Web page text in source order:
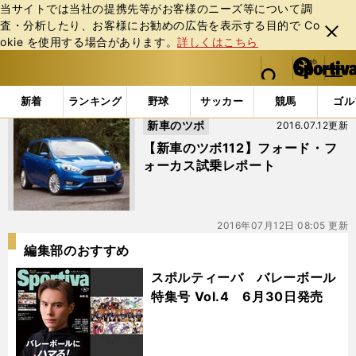
当サイトでは当社の提携先等がお客様のニーズ等について調
査・分析したり、お客様にお勧めの広告を表⽰する⽬的で Co
okie を使⽤する場合があります。詳しくはこちら
閉じ
る
web Sportiva (webスポルティーバ)
検索
マイペ
ー
ジ
メニュ
新着 ランキング 野球 サッカー 競馬 ゴ
b
ス
ポ
ル
テ
ィ
ー
バ
「#フォーカス」の最新ニュース・ 情報
【新車のツボ112】フォード・フ
ォーカス試乗レポート
2016.07.12更新
新車のツボ
2016年07月12日 08:05 更新
編集部のおすすめ
スポルティーバ バレーボール
特集号 Vol.4 6月30日発売